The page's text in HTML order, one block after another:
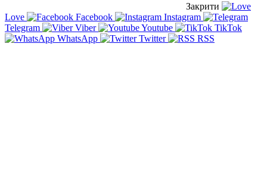
Закрити
Love
Facebook
Instagram
Telegram
Viber Youtube
TikTok
WhatsApp
Twitter RSS